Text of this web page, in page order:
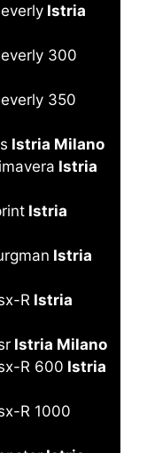
Istria
300
350
Istria Milano
Istria
Istria
Istria
R Istria
Istria Milano
R 600 Istria
R 1000